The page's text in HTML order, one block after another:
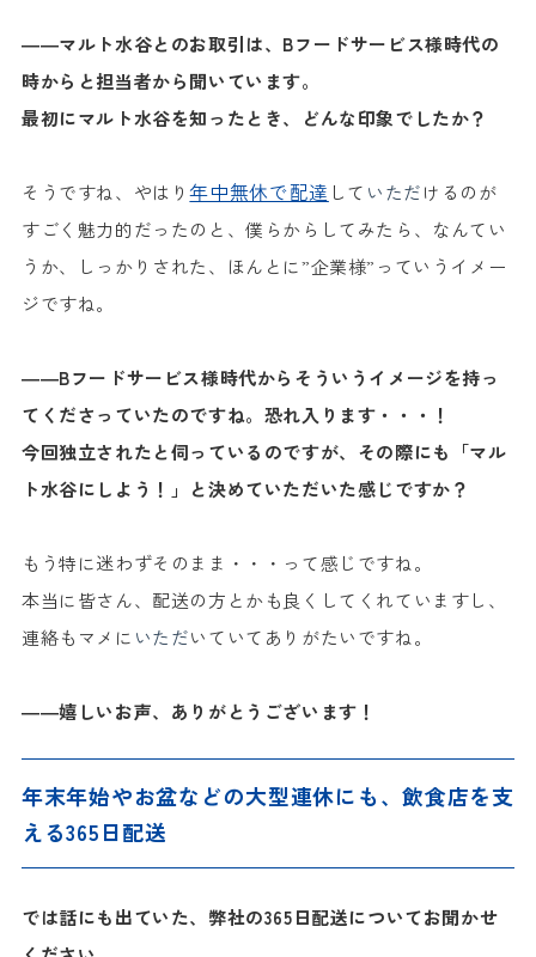
――マルト水谷とのお取引は、Bフードサービス様時代の
時からと担当者から聞いています。
最初にマルト水谷を知ったとき、どんな印象でしたか？
そうですね、やはり年中無休で配達 して いただけるのが
すごく魅力的だったのと、僕らからしてみたら、なんてい
うか、しっかりされた、ほんとに”企業様”っていうイメー
ジですね。
――Bフードサービス様時代からそういうイメージを持っ
てくださっていたのですね。恐れ入ります・・・！
今回独立されたと伺っているのですが、その際にも「マル
ト水谷にしよう！」と決めていただいた感じですか？
もう特に迷わずそのまま・・・って感じですね。
本当に皆さん、配送の方とかも良くしてくれていますし、
連絡もマメに いただいていてありがたいですね。
――嬉しいお声、ありがとうございます！
年末年始やお盆などの大型連休にも、飲食店を支
える365日配送
では話にも出ていた、弊社の365日配送についてお聞かせ